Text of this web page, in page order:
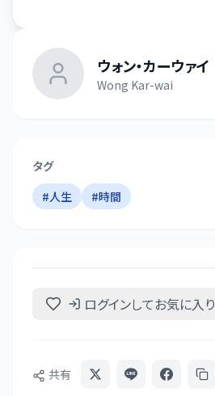
ウォン・カーウァイ
Wong Kar-wai
タグ
#人生 #時間
ログインしてお気に入り
共有